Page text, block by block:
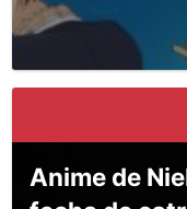
Anime de